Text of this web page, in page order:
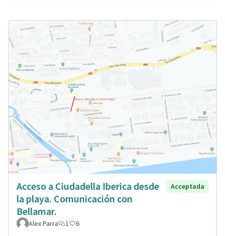
Acceso a Ciudadella Iberica desde
la playa. Comunicación con
Bellamar.
Acceptada
Alex Parra 1 6